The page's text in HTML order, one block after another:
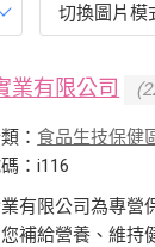
切換圖片模
業有限公司
： 食品生技保健
：i116
有限公司為專營
補給營養、維持